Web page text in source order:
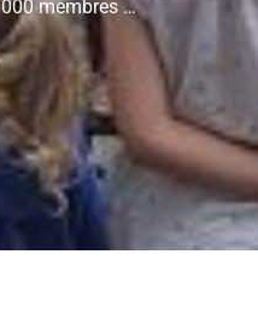
membres …